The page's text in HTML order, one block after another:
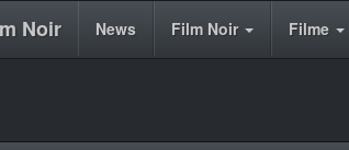
Noir News Film Noir Filme